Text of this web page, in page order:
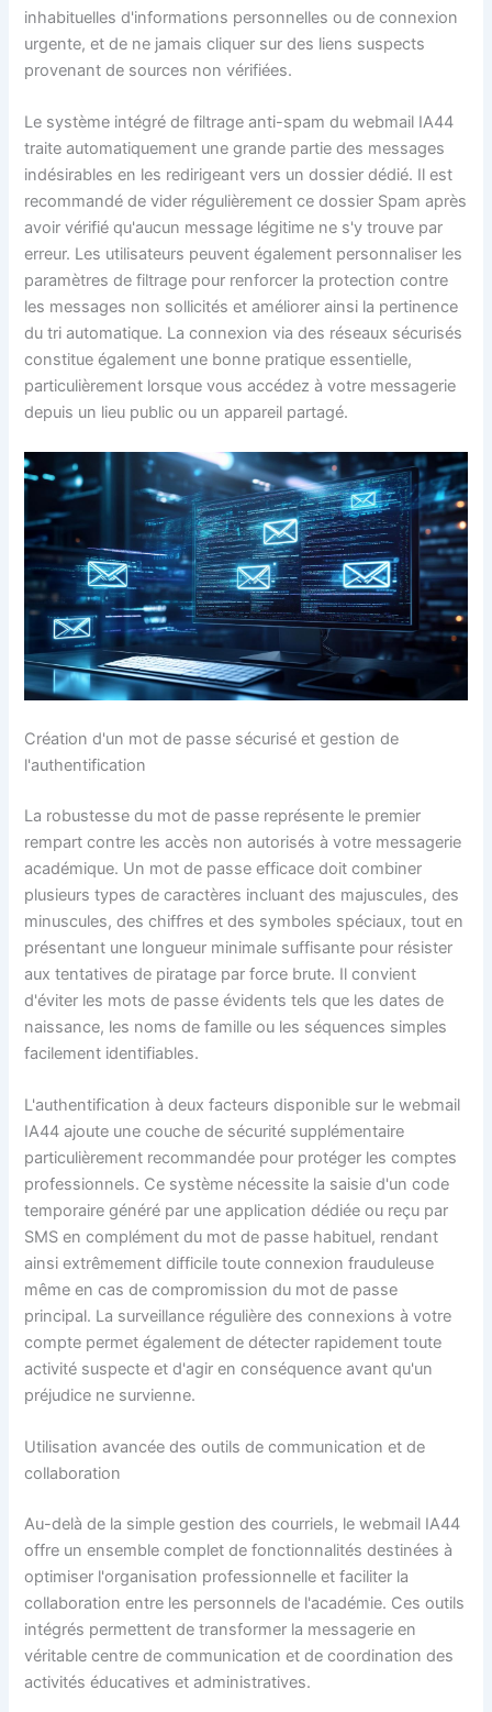
inhabituelles d'informations personnelles ou de connexion
urgente, et de ne jamais cliquer sur des liens suspects
provenant de sources non vérifiées.
Le système intégré de filtrage anti-spam du webmail IA44
traite automatiquement une grande partie des messages
indésirables en les redirigeant vers un dossier dédié. Il est
recommandé de vider régulièrement ce dossier Spam après
avoir vérifié qu'aucun message légitime ne s'y trouve par
erreur. Les utilisateurs peuvent également personnaliser les
paramètres de filtrage pour renforcer la protection contre
les messages non sollicités et améliorer ainsi la pertinence
du tri automatique. La connexion via des réseaux sécurisés
constitue également une bonne pratique essentielle,
particulièrement lorsque vous accédez à votre messagerie
depuis un lieu public ou un appareil partagé.
Création d'un mot de passe sécurisé et gestion de
l'authentification
La robustesse du mot de passe représente le premier
rempart contre les accès non autorisés à votre messagerie
académique. Un mot de passe efficace doit combiner
plusieurs types de caractères incluant des majuscules, des
minuscules, des chiffres et des symboles spéciaux, tout en
présentant une longueur minimale suffisante pour résister
aux tentatives de piratage par force brute. Il convient
d'éviter les mots de passe évidents tels que les dates de
naissance, les noms de famille ou les séquences simples
facilement identifiables.
L'authentification à deux facteurs disponible sur le webmail
IA44 ajoute une couche de sécurité supplémentaire
particulièrement recommandée pour protéger les comptes
professionnels. Ce système nécessite la saisie d'un code
temporaire généré par une application dédiée ou reçu par
SMS en complément du mot de passe habituel, rendant
ainsi extrêmement difficile toute connexion frauduleuse
même en cas de compromission du mot de passe
principal. La surveillance régulière des connexions à votre
compte permet également de détecter rapidement toute
activité suspecte et d'agir en conséquence avant qu'un
préjudice ne survienne.
Utilisation avancée des outils de communication et de
collaboration
Au-delà de la simple gestion des courriels, le webmail IA44
offre un ensemble complet de fonctionnalités destinées à
optimiser l'organisation professionnelle et faciliter la
collaboration entre les personnels de l'académie. Ces outils
intégrés permettent de transformer la messagerie en
véritable centre de communication et de coordination des
activités éducatives et administratives.